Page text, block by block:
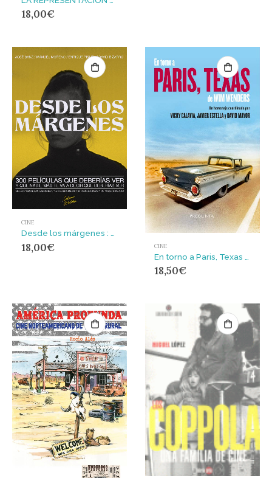
18,00€
CINE
18,00€ CINE
18,50€